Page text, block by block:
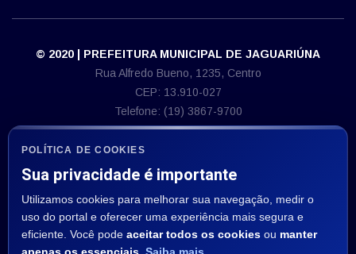
POLÍTICA DE COOKIES
Sua privacidade é importante
Utilizamos cookies para melhorar sua navegação, medir o
uso do portal e oferecer uma experiência mais segura e
eficiente. Você pode aceitar todos os cookies ou manter
© 2020 | PREFEITURA MUNICIPAL DE JAGUARIÚNA
Rua Alfredo Bueno, 1235, Centro
CEP: 13.910-027
Telefone: (19) 3867-9700
E-mail: imprensa@jaguariuna.sp.gov.br
CNPJ 46.410.866/0001-71
ASSESSORIA DE IMPRENSA
Departamento de Comunicação:
E-mail: imprensa@jaguariuna.sp.gov.br